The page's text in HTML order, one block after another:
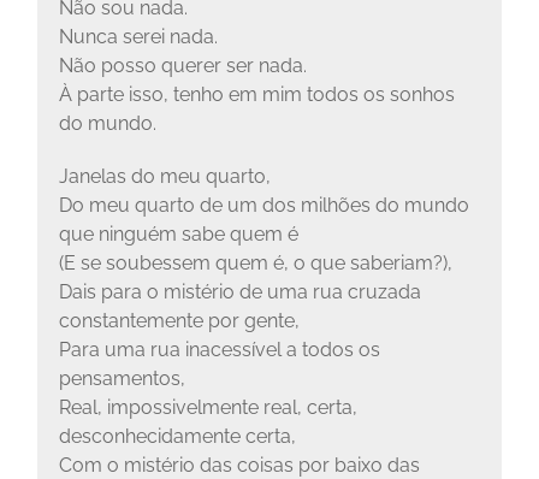
Não sou nada.
Nunca serei nada.
Não posso querer ser nada.
À parte isso, tenho em mim todos os sonhos
do mundo.
Janelas do meu quarto,
Do meu quarto de um dos milhões do mundo
que ninguém sabe quem é
(E se soubessem quem é, o que saberiam?),
Dais para o mistério de uma rua cruzada
constantemente por gente,
Para uma rua inacessível a todos os
pensamentos,
Real, impossivelmente real, certa,
desconhecidamente certa,
Com o mistério das coisas por baixo das